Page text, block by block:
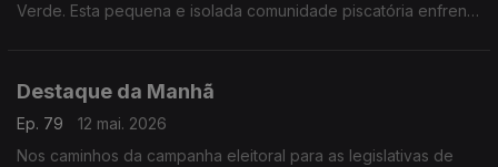
Verde. Esta pequena e isolada comunidade piscatória enfrenta
Destaque da Manhã
Ep. 79
12 mai. 2026
Nos caminhos da campanha eleitoral para as legislativas de